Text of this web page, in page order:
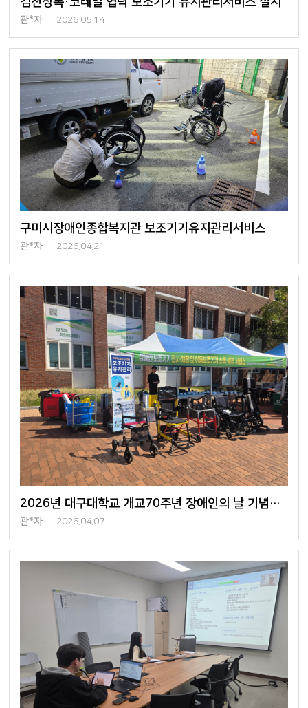
관*자 2026.05.14
구미시장애인종합복지관 보조기기유지관리서비스
관*자 2026.04.21
2026년 대구대학교 개교70주년 장애인의 날 기념행사 참여
관*자 2026.04.07